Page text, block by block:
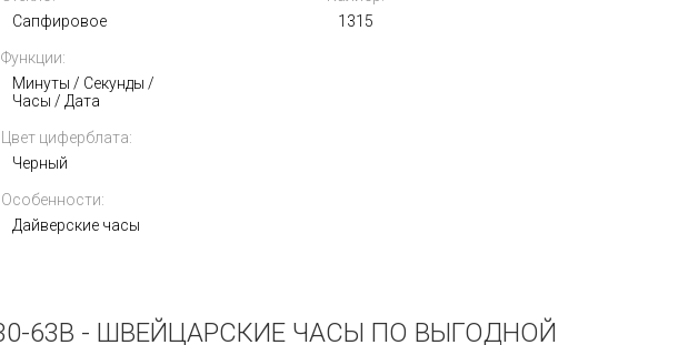
Сапфировое
Функции:
Минуты / Секунды /
Часы / Дата
Цвет циферблата:
Черный
Особенности:
Дайверские часы
1315
3630-63B - ШВЕЙЦАРСКИЕ ЧАСЫ ПО ВЫГОДНОЙ